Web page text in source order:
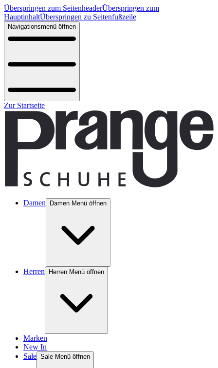
Überspringen zum SeitenheaderÜberspringen zum
HauptinhaltÜberspringen zu Seitenfußzeile
Navigationsmenü öffnen
Zur Startseite
Damen Damen Menü öffnen
Herren Herren Menü öffnen
Marken
New In
Sale Sale Menü öffnen